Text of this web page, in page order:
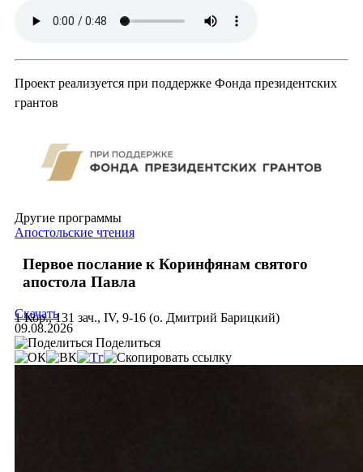
Проект реализуется при поддержке Фонда президентских
грантов
Другие программы
Апостольские чтения
Первое послание к Коринфянам святого
апостола Павла
1 Кор., 131 зач., IV, 9-16 (о. Дмитрий Барицкий)
Скачать
09.08.2026
Поделиться